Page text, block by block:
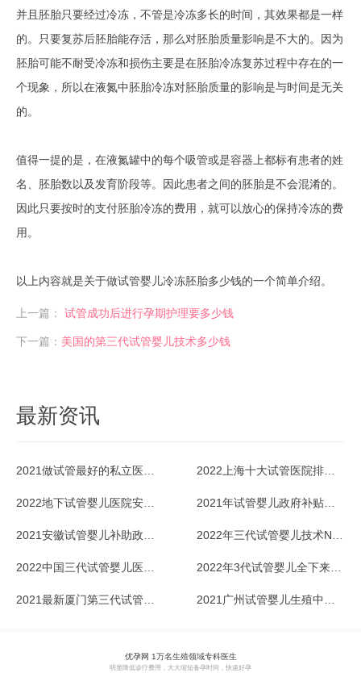
并且胚胎只要经过冷冻，不管是冷冻多长的时间，其效果都是一样
的。只要复苏后胚胎能存活，那么对胚胎质量影响是不大的。因为
胚胎可能不耐受冷冻和损伤主要是在胚胎冷冻复苏过程中存在的一
个现象，所以在液氮中胚胎冷冻对胚胎质量的影响是与时间是无关
的。
值得一提的是，在液氮罐中的每个吸管或是容器上都标有患者的姓
名、胚胎数以及发育阶段等。因此患者之间的胚胎是不会混淆的。
因此只要按时的支付胚胎冷冻的费用，就可以放心的保持冷冻的费
用。
以上内容就是关于做试管婴儿冷冻胚胎多少钱的一个简单介绍。
上一篇： 试管成功后进行孕期护理要多少钱
下一篇： 美国的第三代试管婴儿技术多少钱
最新资讯
优孕网 1万名生殖领域专科医生
明显降低诊疗费用，大大缩短备孕时间，快速好孕